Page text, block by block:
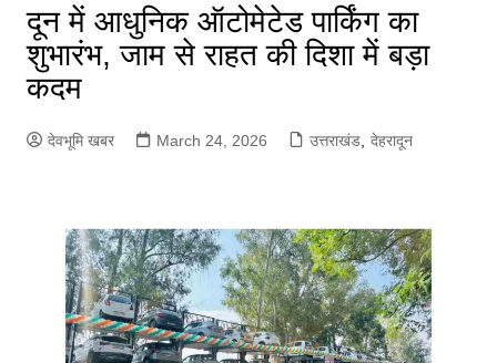
दून में आधुनिक ऑटोमेटेड पार्किंग का
शुभारंभ, जाम से राहत की दिशा में बड़ा
कदम
देवभूमि खबर March 24, 2026 उत्तराखंड, देहरादून